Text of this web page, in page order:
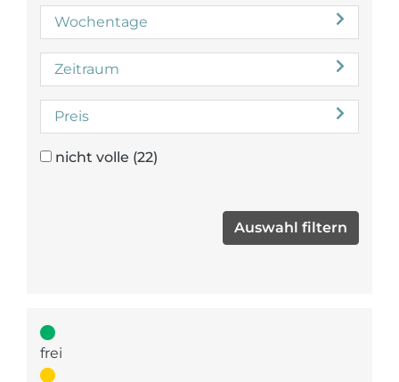
Wochentage
Zeitraum
Preis
nicht volle (22)
frei